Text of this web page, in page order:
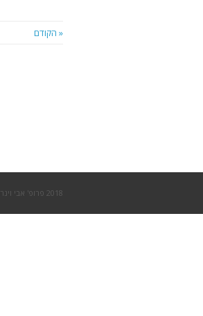
« הקודם
2018 פרופ' אבי וינרוט - משרד עורכי דין ונוטריון